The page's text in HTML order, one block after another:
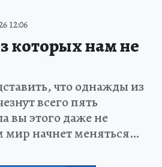
12:06
которых нам не
что однажды из
всего пять
вы этого даже не
мир начнет меняться…